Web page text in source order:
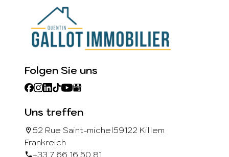
Folgen Sie uns
Uns treffen
52 Rue Saint-michel59122 Killem
Frankreich
+33 7 66 16 50 81